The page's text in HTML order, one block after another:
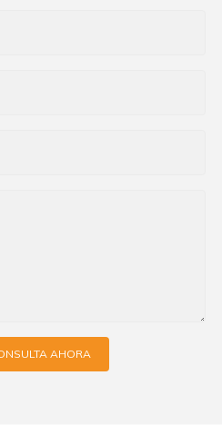
AHORA